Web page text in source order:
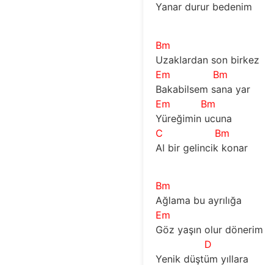
Yanar durur bedenim
Bm
Uzaklardan son birkez
Em
Bm
Bakabilsem sana yar
Em
Bm
Yüreğimin ucuna
C
Bm
Al bir gelincik konar
Bm
Ağlama bu ayrılığa
Em
Göz yaşın olur dönerim
D
Yenik düştüm yıllara